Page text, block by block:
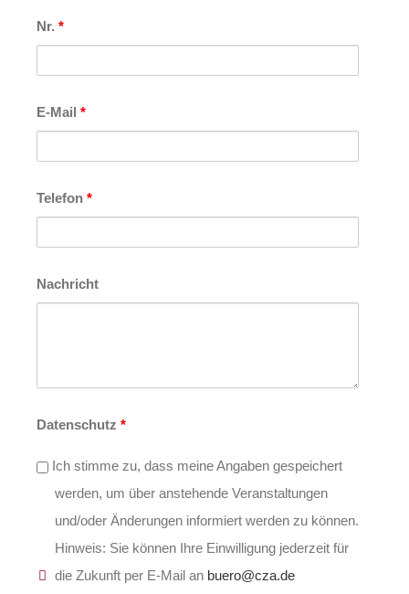
Nr. *
E-Mail *
Telefon *
Nachricht
Datenschutz *
Ich stimme zu, dass meine Angaben gespeichert
werden, um über anstehende Veranstaltungen
und/oder Änderungen informiert werden zu können.
Hinweis: Sie können Ihre Einwilligung jederzeit für
die Zukunft per E-Mail an buero@cza.de